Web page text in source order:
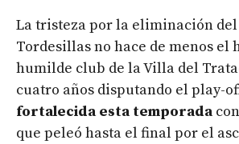
La tristeza por la eliminación
Tordesillas no hace de menos el
humilde club de la Villa del
cuatro años disputando el play-
fortalecida esta temporada
que peleó hasta el final por el